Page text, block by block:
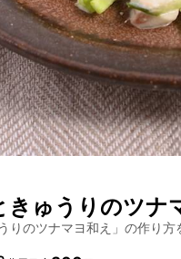
きゅうりのツナ
りのツナマヨ和え 」の作り